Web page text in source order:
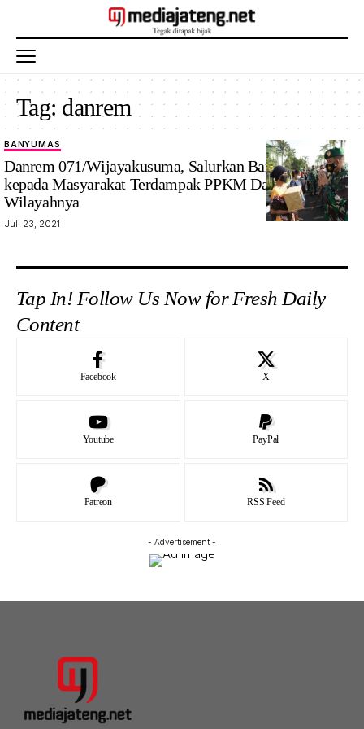
Tag: danrem
BANYUMAS
Danrem 071/Wijayakusuma, Salurkan Bantuan Beras
kepada Masyarakat Terdampak PPKM Darurat di
Wilayahnya
Juli 23, 2021
Tap In! Follow Us Now for Fresh Daily
Content
Facebook X
Youtube PayPal
Patreon RSS Feed
- Advertisement -